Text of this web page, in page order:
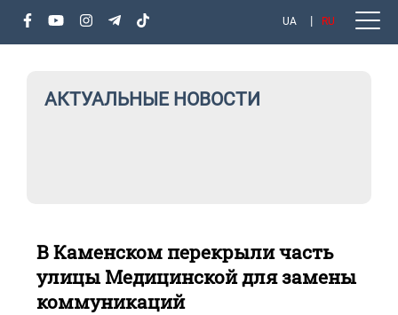
UA RU
АКТУАЛЬНЫЕ НОВОСТИ
В Каменском перекрыли часть
улицы Медицинской для замены
коммуникаций